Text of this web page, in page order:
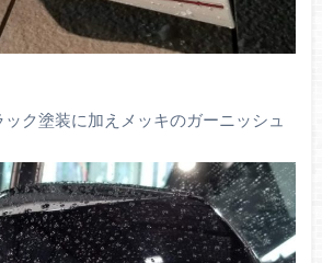
ク塗装に加えメッキのガーニッシュ